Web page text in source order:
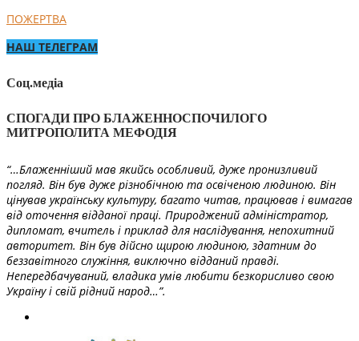
ПОЖЕРТВА
НАШ ТЕЛЕГРАМ
Соц.медіа
СПОГАДИ ПРО БЛАЖЕННОСПОЧИЛОГО
МИТРОПОЛИТА МЕФОДІЯ
“…Блаженніший мав якийсь особливий, дуже пронизливий
погляд. Він був дуже різнобічною та освіченою людиною. Він
цінував українську культуру, багато читав, працював і вимагав
від оточення відданої праці. Природжений адміністратор,
дипломат, вчитель і приклад для наслідування, непохитний
авторитет. Він був дійсно щирою людиною, здатним до
беззавітного служіння, виключно відданий правді.
Непередбачуваний, владика умів любити безкорисливо свою
Україну і свій рідний народ…”.